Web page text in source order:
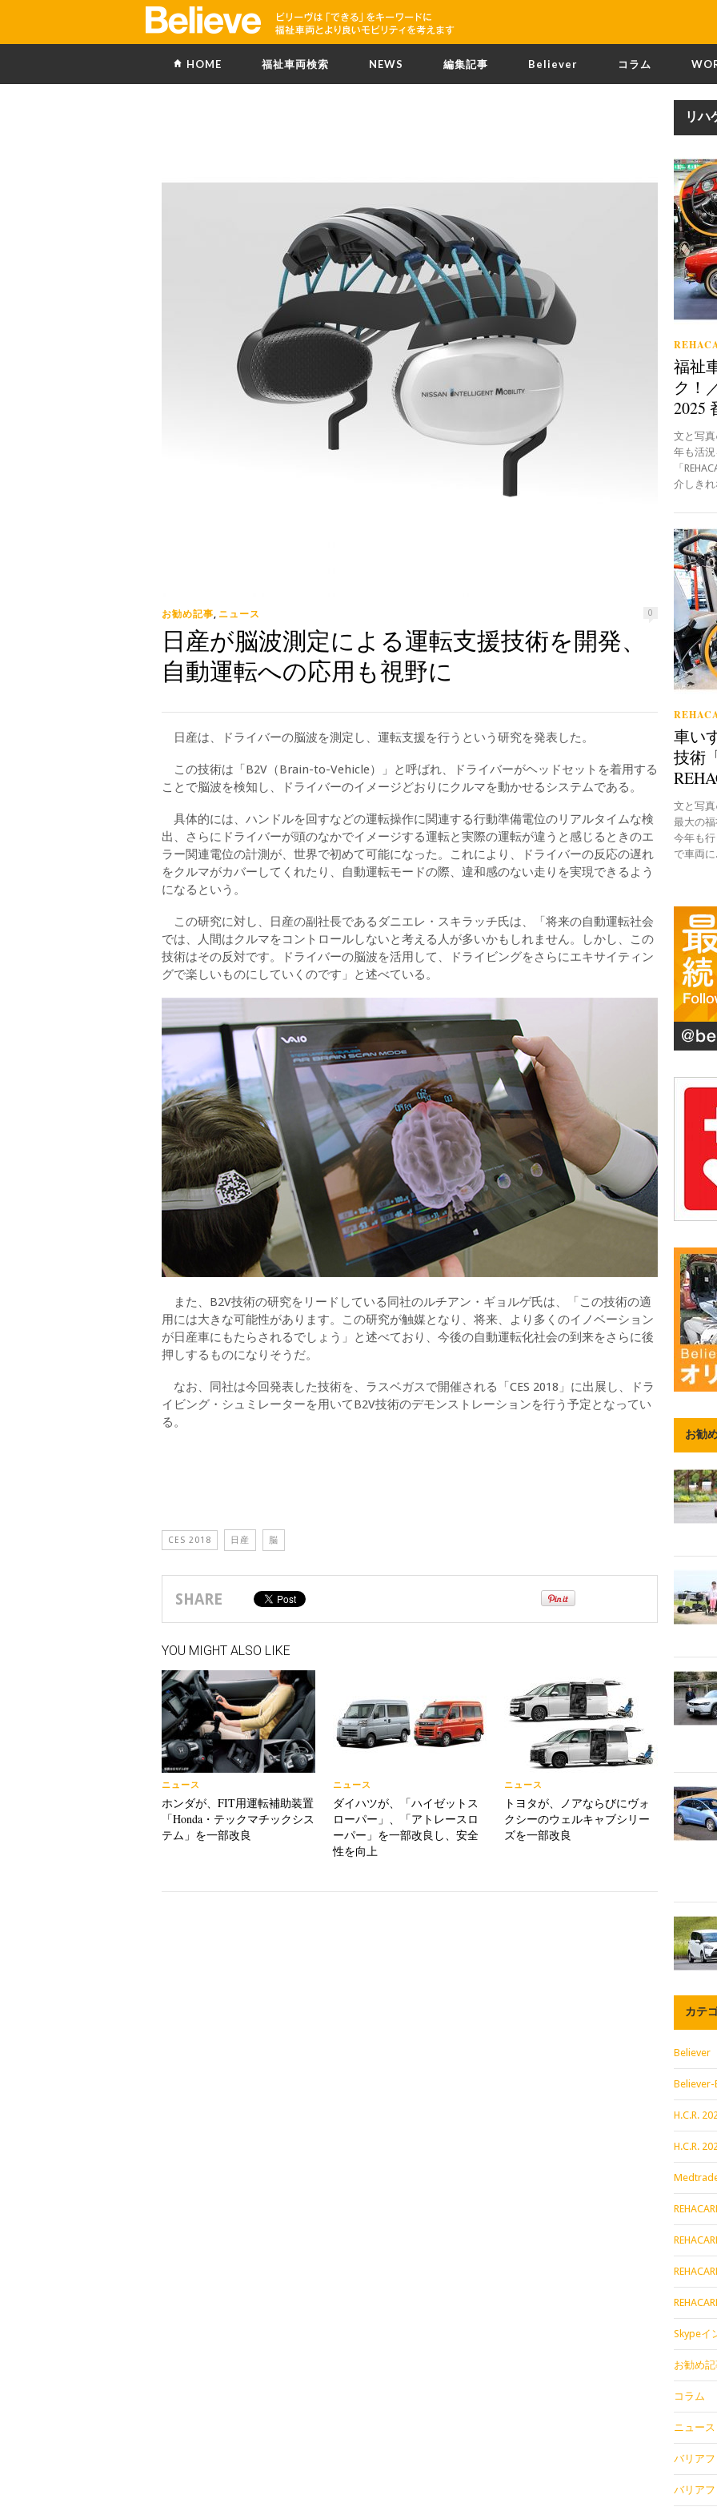
HOME 福祉車両検索 NEWS 編集記事 Believer コラム
お勧め記事, ニュース 0
日産が脳波測定による運転支援技術を開発、
自動運転への応用も視野に
日産は、ドライバーの脳波を測定し、運転支援を行うという研究を発表した。
この技術は「B2V（Brain-to-Vehicle）」と呼ばれ、ドライバーがヘッドセットを着用する
ことで脳波を検知し、ドライバーのイメージどおりにクルマを動かせるシステムである。
具体的には、ハンドルを回すなどの運転操作に関連する行動準備電位のリアルタイムな検
出、さらにドライバーが頭のなかでイメージする運転と実際の運転が違うと感じるときのエ
ラー関連電位の計測が、世界で初めて可能になった。これにより、ドライバーの反応の遅れ
をクルマがカバーしてくれたり、自動運転モードの際、違和感のない走りを実現できるよう
になるという。
この研究に対し、日産の副社長であるダニエレ・スキラッチ氏は、「将来の自動運転社会
では、人間はクルマをコントロールしないと考える人が多いかもしれません。しかし、この
技術はその反対です。ドライバーの脳波を活用して、ドライビングをさらにエキサイティン
グで楽しいものにしていくのです」と述べている。
また、B2V技術の研究をリードしている同社のルチアン・ギョルゲ氏は、「この技術の適
用には大きな可能性があります。この研究が触媒となり、将来、より多くのイノベーション
が日産車にもたらされるでしょう」と述べており、今後の自動運転化社会の到来をさらに後
押しするものになりそうだ。
なお、同社は今回発表した技術を、ラスベガスで開催される「CES 2018」に出展し、ドラ
イビング・シュミレーターを用いてB2V技術のデモンストレーションを行う予定となってい
る。
CES 2018 日産 脳
SHARE
YOU MIGHT ALSO LIKE
ニュース
ホンダが、FIT用運転補助装置
「Honda・テックマチックシス
テム」を一部改良
ニュース
ダイハツが、「ハイゼットス
ローパー」、「アトレースロ
ーパー」を一部改良し、安全
性を向上
ニュース
トヨタが、ノアならびにヴォ
クシーのウェルキャブシリー
ズを一部改良
リハ
福祉
ク！
2025
文と写
年も活
「
介しき
車い
技術
文と写
最大の福
今年も
で車両に
お勧
カテ
Believer
Believer-
H.C.R.
H.C.R.
Skypeイ
お勧め
コラム
ニュース
バリア
バリア